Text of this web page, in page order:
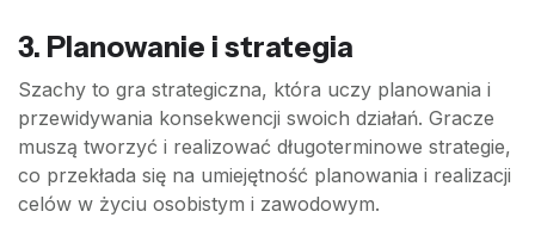
3. Planowanie i strategia
Szachy to gra strategiczna, która uczy planowania i
przewidywania konsekwencji swoich działań. Gracze
muszą tworzyć i realizować długoterminowe strategie,
co przekłada się na umiejętność planowania i realizacji
celów w życiu osobistym i zawodowym.